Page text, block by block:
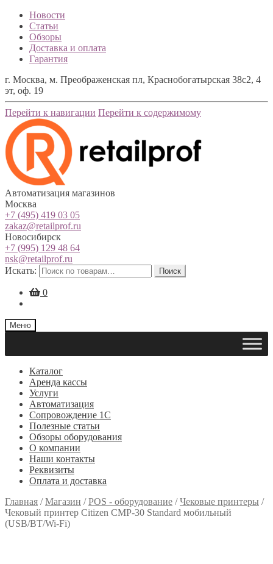
Новости
Статьи
Обзоры
Доставка и оплата
Гарантия
г. Москва, м. Преображенская пл, Краснобогатырская 38с2, 4
эт, оф. 19
Перейти к навигации Перейти к содержимому
Автоматизация магазинов
Москва
+7 (495) 419 03 05
zakaz@retailprof.ru
Новосибирск
+7 (995) 129 48 64
nsk@retailprof.ru
Искать:
Поиск
0
Меню
Каталог
Аренда кассы
Услуги
Автоматизация
Сопровождение 1С
Полезные статьи
Обзоры оборудования
О компании
Наши контакты
Реквизиты
Оплата и доставка
Главная /Магазин /POS - оборудование /Чековые принтеры /
Чековый принтер Citizen CMP-30 Standard мобильный
(USB/BT/Wi-Fi)